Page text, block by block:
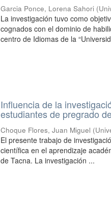
Garcia Ponce, Lorena Sahori (
La investigación tuvo como
cognados con el dominio de
centro de Idiomas de la
Influencia de la
estudiantes de pregrado
Choque Flores, Juan Miguel (
El presente trabajo de
científica en el aprendizaje
de Tacna. La investigación ...